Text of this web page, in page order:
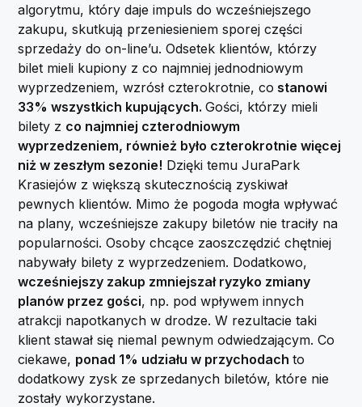
algorytmu, który daje impuls do wcześniejszego
zakupu, skutkują przeniesieniem sporej części
sprzedaży do on-line’u. Odsetek klientów, którzy
bilet mieli kupiony z co najmniej jednodniowym
wyprzedzeniem, wzrósł czterokrotnie, co stanowi
33% wszystkich kupujących.Gości, którzy mieli
bilety z co najmniej czterodniowym
wyprzedzeniem, również było czterokrotnie więcej
niż w zeszłym sezonie! Dzięki temu JuraPark
Krasiejów z większą skutecznością zyskiwał
pewnych klientów. Mimo że pogoda mogła wpływać
na plany, wcześniejsze zakupy biletów nie traciły na
popularności. Osoby chcące zaoszczędzić chętniej
nabywały bilety z wyprzedzeniem. Dodatkowo,
wcześniejszy zakup zmniejszał ryzyko zmiany
planów przez gości, np. pod wpływem innych
atrakcji napotkanych w drodze. W rezultacie taki
klient stawał się niemal pewnym odwiedzającym. Co
ciekawe, ponad 1% udziału w przychodachto
dodatkowy zysk ze sprzedanych biletów, które nie
zostały wykorzystane.